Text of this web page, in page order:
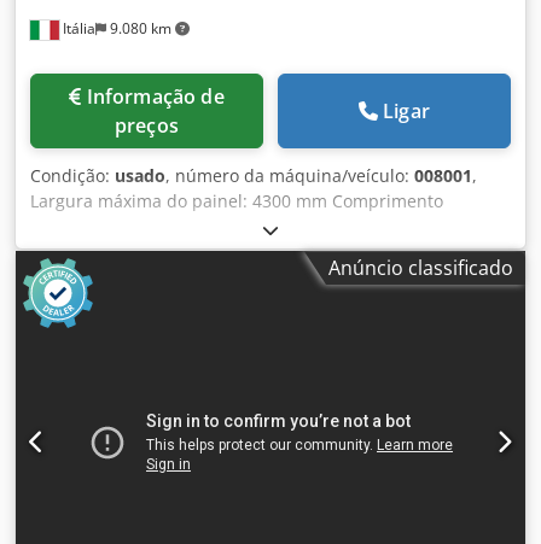
Itália 9.080 km
preços
Ligar
Condição: usado, número da máquina/veículo: 008001,
Largura máxima do painel: 4300 mm Comprimento
máximo do painel: 4300 mm Comprimento máximo da
lâmina da serra principal: 125 mm Cedpfxewuz Tbj Afpeha
Número de pinças: 8
Anúncio classificado